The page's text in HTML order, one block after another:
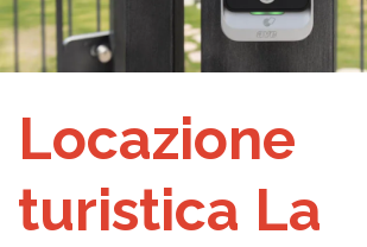
Locazione
turistica La